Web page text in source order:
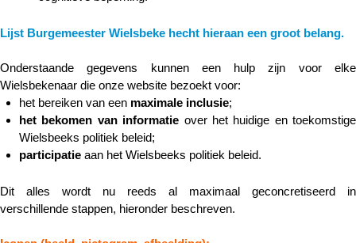
Lijst Burgemeester Wielsbeke hecht hieraan een groot belang.
Onderstaande gegevens kunnen een hulp zijn voor elke
Wielsbekenaar die onze website bezoekt voor:
het bereiken van een maximale inclusie;
het bekomen van informatie over het huidige en toekomstige
Wielsbeeks politiek beleid;
participatie aan het Wielsbeeks politiek beleid.
Dit alles wordt nu reeds al maximaal geconcretiseerd in
verschillende stappen, hieronder beschreven.